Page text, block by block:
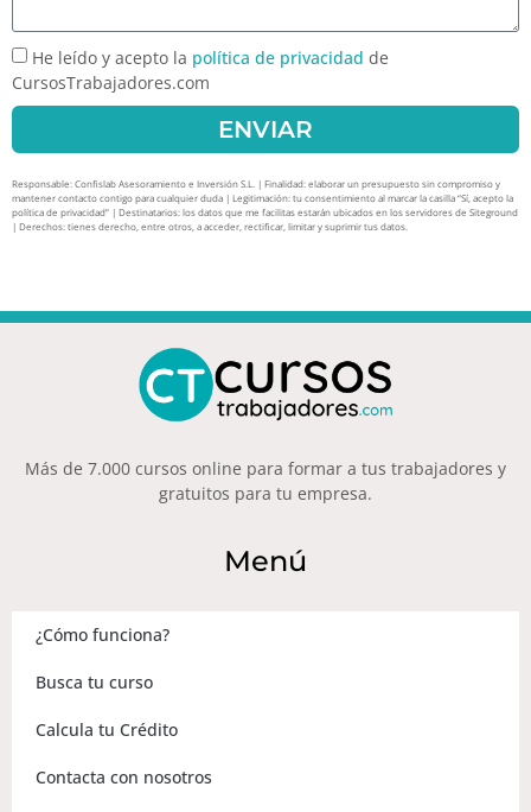
He leído y acepto la política de privacidad de
CursosTrabajadores.com
ENVIAR
Responsable: Confislab Asesoramiento e Inversión S.L. | Finalidad: elaborar un presupuesto sin compromiso y
mantener contacto contigo para cualquier duda | Legitimación: tu consentimiento al marcar la casilla “Sí, acepto la
política de privacidad” | Destinatarios: los datos que me facilitas estarán ubicados en los servidores de Siteground
| Derechos: tienes derecho, entre otros, a acceder, rectificar, limitar y suprimir tus datos.
Más de 7.000 cursos online para formar a tus trabajadores y
gratuitos para tu empresa.
Menú
¿Cómo funciona?
Busca tu curso
Calcula tu Crédito
Contacta con nosotros